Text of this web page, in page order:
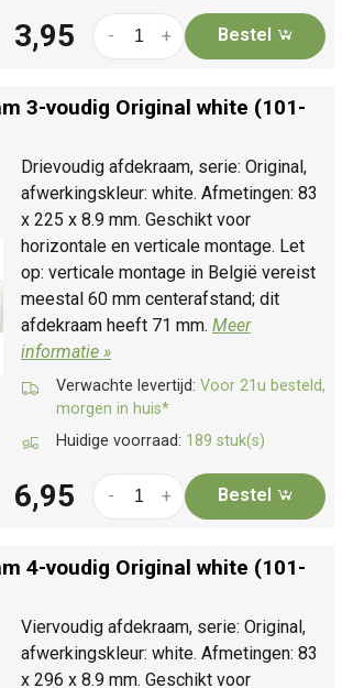
3,95 +
- Bestel
3-voudig Original white (101-
Drievoudig afdekraam, serie: Original,
afwerkingskleur: white. Afmetingen: 83
x 225 x 8.9 mm. Geschikt voor
horizontale en verticale montage. Let
op: verticale montage in België vereist
meestal 60 mm centerafstand; dit
afdekraam heeft 71 mm. Meer
informatie »
Verwachte levertijd: Voor 21u besteld,
morgen in huis*
Huidige voorraad: 189 stuk(s)
6,95 +
- Bestel
4-voudig Original white (101-
Viervoudig afdekraam, serie: Original,
afwerkingskleur: white. Afmetingen: 83
x 296 x 8.9 mm. Geschikt voor